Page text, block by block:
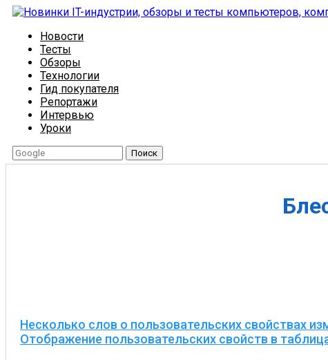
Новости
Тесты
Обзоры
Технологии
Гид покупателя
Репортажи
Интервью
Уроки
Поиск
Несколько слов о пользовательских свойствах
Отображение пользовательских свойств в